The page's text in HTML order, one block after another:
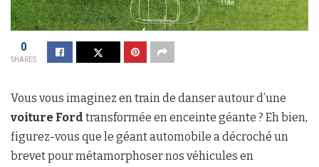
0
SHARES
Vous vous imaginez en train de danser autour d’une
voiture Ford transformée en enceinte géante ? Eh bien,
figurez-vous que le géant automobile a décroché un
brevet pour métamorphoser nos véhicules en